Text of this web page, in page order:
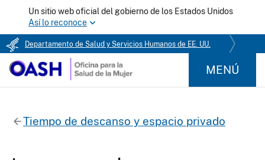
Un sitio web oficial del gobierno de los Estados Unidos
Así lo reconoce
Departamento de Salud y Servicios Humanos de EE. UU.
MENÚ
Tiempo de descanso y espacio privado